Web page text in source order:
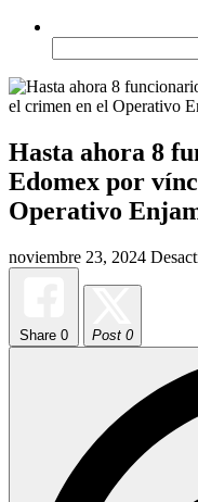
Hasta ahora 8
Edomex por
Operativo
noviembre 23, 2024
Share 0 Post 0